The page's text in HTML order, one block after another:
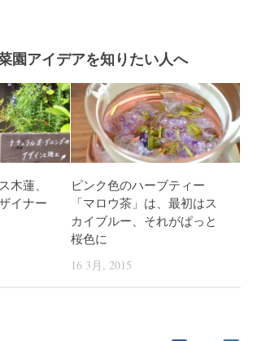
園アイデアを知りたい人へ
木蓮、
イナー
ピンク色のハーブティー
「マロウ茶」は、最初はス
カイブルー、それがぱっと
桜色に
16 3月, 2015